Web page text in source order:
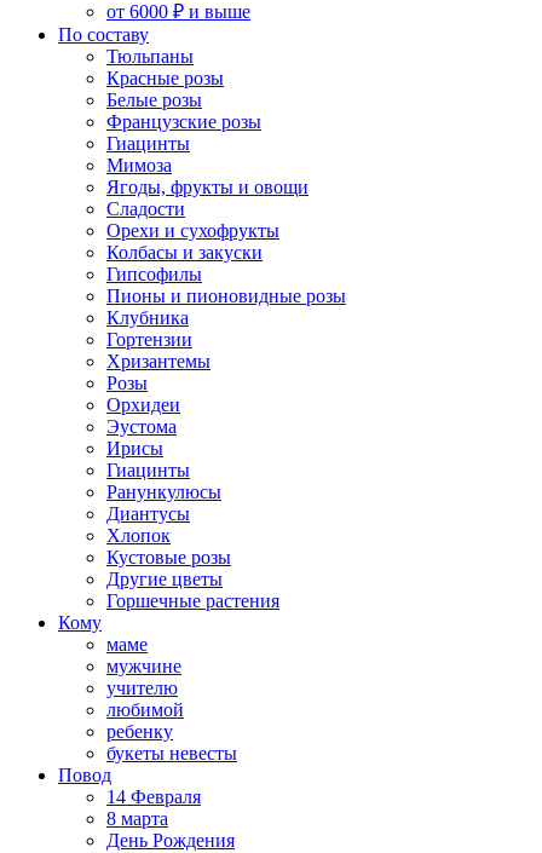
от 6000 ₽ и выше
По составу
Тюльпаны
Красные розы
Белые розы
Французские розы
Гиацинты
Мимоза
Ягоды, фрукты и овощи
Сладости
Орехи и сухофрукты
Колбасы и закуски
Гипсофилы
Пионы и пионовидные розы
Клубника
Гортензии
Хризантемы
Розы
Орхидеи
Эустома
Ирисы
Гиацинты
Ранункулюсы
Диантусы
Хлопок
Кустовые розы
Другие цветы
Горшечные растения
Кому
маме
мужчине
учителю
любимой
ребенку
букеты невесты
Повод
14 Февраля
8 марта
День Рождения